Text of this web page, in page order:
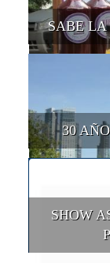
SABE LA
30
SHOW